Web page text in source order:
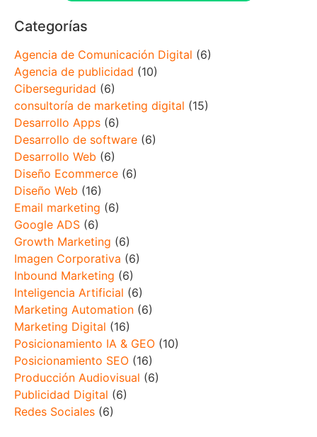
Categorías
Agencia de Comunicación Digital (6)
Agencia de publicidad (10)
Ciberseguridad (6)
consultoría de marketing digital (15)
Desarrollo Apps (6)
Desarrollo de software (6)
Desarrollo Web (6)
Diseño Ecommerce (6)
Diseño Web (16)
Email marketing (6)
Google ADS (6)
Growth Marketing (6)
Imagen Corporativa (6)
Inbound Marketing (6)
Inteligencia Artificial (6)
Marketing Automation (6)
Marketing Digital (16)
Posicionamiento IA & GEO (10)
Posicionamiento SEO (16)
Producción Audiovisual (6)
Publicidad Digital (6)
Redes Sociales (6)